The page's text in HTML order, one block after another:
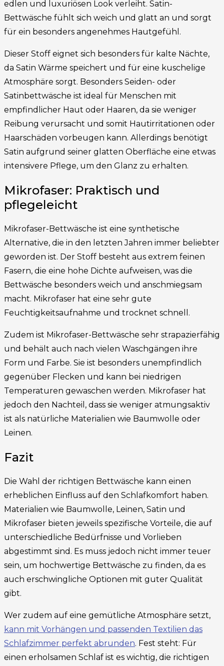
edlen und luxuriösen Look verleiht. Satin-
Bettwäsche fühlt sich weich und glatt an und sorgt
für ein besonders angenehmes Hautgefühl.
Dieser Stoff eignet sich besonders für kalte Nächte,
da Satin Wärme speichert und für eine kuschelige
Atmosphäre sorgt. Besonders Seiden- oder
Satinbettwäsche ist ideal für Menschen mit
empfindlicher Haut oder Haaren, da sie weniger
Reibung verursacht und somit Hautirritationen oder
Haarschäden vorbeugen kann. Allerdings benötigt
Satin aufgrund seiner glatten Oberfläche eine etwas
intensivere Pflege, um den Glanz zu erhalten.
Mikrofaser: Praktisch und
pflegeleicht
Mikrofaser-Bettwäsche ist eine synthetische
Alternative, die in den letzten Jahren immer beliebter
geworden ist. Der Stoff besteht aus extrem feinen
Fasern, die eine hohe Dichte aufweisen, was die
Bettwäsche besonders weich und anschmiegsam
macht. Mikrofaser hat eine sehr gute
Feuchtigkeitsaufnahme und trocknet schnell.
Zudem ist Mikrofaser-Bettwäsche sehr strapazierfähig
und behält auch nach vielen Waschgängen ihre
Form und Farbe. Sie ist besonders unempfindlich
gegenüber Flecken und kann bei niedrigen
Temperaturen gewaschen werden. Mikrofaser hat
jedoch den Nachteil, dass sie weniger atmungsaktiv
ist als natürliche Materialien wie Baumwolle oder
Leinen.
Fazit
Die Wahl der richtigen Bettwäsche kann einen
erheblichen Einfluss auf den Schlafkomfort haben.
Materialien wie Baumwolle, Leinen, Satin und
Mikrofaser bieten jeweils spezifische Vorteile, die auf
unterschiedliche Bedürfnisse und Vorlieben
abgestimmt sind. Es muss jedoch nicht immer teuer
sein, um hochwertige Bettwäsche zu finden, da es
auch erschwingliche Optionen mit guter Qualität
gibt.
Wer zudem auf eine gemütliche Atmosphäre setzt,
kann mit Vorhängen und passenden Textilien das
Schlafzimmer perfekt abrunden. Fest steht: Für
einen erholsamen Schlaf ist es wichtig, die richtigen